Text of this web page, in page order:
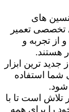
های
تخصصی تعمیر
از تجربه و
هستند.
جدید ترین ابزار
شما استفاده
شود.
تلاش است تا با
را برای همه